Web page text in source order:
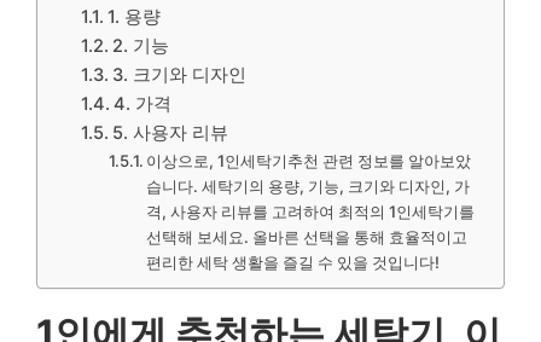
1. 용량
2. 기능
3. 크기와 디자인
4. 가격
5. 사용자 리뷰
이상으로, 1인세탁기추천 관련 정보를 알아보았
습니다. 세탁기의 용량, 기능, 크기와 디자인, 가
격, 사용자 리뷰를 고려하여 최적의 1인세탁기를
선택해 보세요. 올바른 선택을 통해 효율적이고
편리한 세탁 생활을 즐길 수 있을 것입니다!
1인에게 추천하는 세탁기, 이